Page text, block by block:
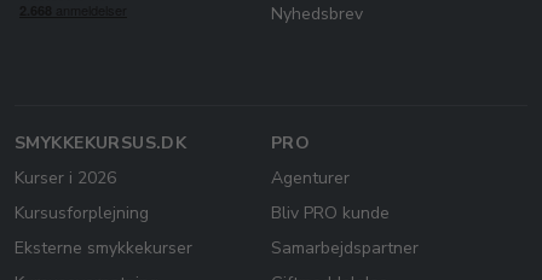
Nyhedsbrev
SMYKKEKURSUS.DK
Kurser i 2026
Kursusforplejning
Eksterne smykkekurser
PRO
Agenturer
Bliv PRO kunde
Samarbejdspartner